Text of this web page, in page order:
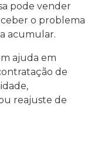
pode vender
o problema
acumular.
ajuda em
de
reajuste de